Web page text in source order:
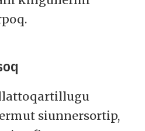
siunnersortip,